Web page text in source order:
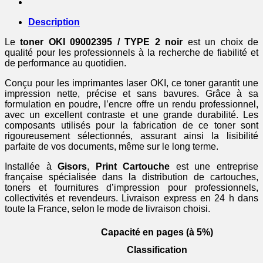
Description
Letoner OKI 09002395 / TYPE 2 noir est un choix de
qualité pour les professionnels à la recherche de fiabilité et
de performance au quotidien.
Conçu pour les imprimantes laser OKI, ce toner garantit une
impression nette, précise et sans bavures. Grâce à sa
formulation en poudre, l’encre offre un rendu professionnel,
avec un excellent contraste et une grande durabilité. Les
composants utilisés pour la fabrication de ce toner sont
rigoureusement sélectionnés, assurant ainsi la lisibilité
parfaite de vos documents, même sur le long terme.
Installée àGisors, Print Cartouche est une entreprise
française spécialisée dans la distribution de cartouches,
toners et fournitures d’impression pour professionnels,
collectivités et revendeurs. Livraison express en 24 h dans
toute la France, selon le mode de livraison choisi.
Capacité en pages (à 5%)
Classification